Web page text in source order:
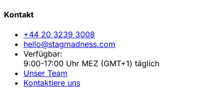
Kontakt
+44 20 3239 3008
hello@stagmadness.com
Verfügbar:
9:00-17:00 Uhr MEZ (GMT+1) täglich
Unser Team
Kontaktiere uns